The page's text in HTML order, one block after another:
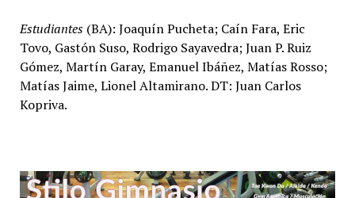
Estudiantes(BA): Joaquín Pucheta; Caín Fara, Eric
Tovo, Gastón Suso, Rodrigo Sayavedra; Juan P. Ruiz
Gómez, Martín Garay, Emanuel Ibáñez, Matías Rosso;
Matías Jaime, Lionel Altamirano. DT: Juan Carlos
Kopriva.